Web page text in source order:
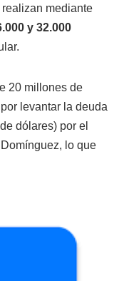
mediante
y 32.000
20 millones de
levantar la deuda
dólares) por el
lo que